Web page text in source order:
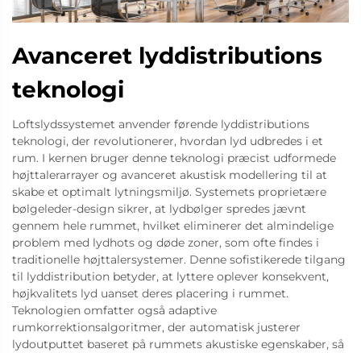
Avanceret lyddistributions
teknologi
Loftslydssystemet anvender førende lyddistributions
teknologi, der revolutionerer, hvordan lyd udbredes i et
rum. I kernen bruger denne teknologi præcist udformede
højttalerarrayer og avanceret akustisk modellering til at
skabe et optimalt lytningsmiljø. Systemets proprietære
bølgeleder-design sikrer, at lydbølger spredes jævnt
gennem hele rummet, hvilket eliminerer det almindelige
problem med lydhots og døde zoner, som ofte findes i
traditionelle højttalersystemer. Denne sofistikerede tilgang
til lyddistribution betyder, at lyttere oplever konsekvent,
højkvalitets lyd uanset deres placering i rummet.
Teknologien omfatter også adaptive
rumkorrektionsalgoritmer, der automatisk justerer
lydoutputtet baseret på rummets akustiske egenskaber, så